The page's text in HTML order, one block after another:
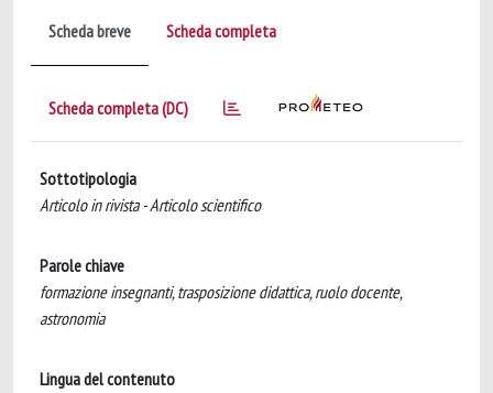
Scheda breve Scheda completa
Scheda completa (DC)
Sottotipologia
Articolo in rivista - Articolo scientifico
Parole chiave
formazione insegnanti, trasposizione didattica, ruolo docente,
astronomia
Lingua del contenuto